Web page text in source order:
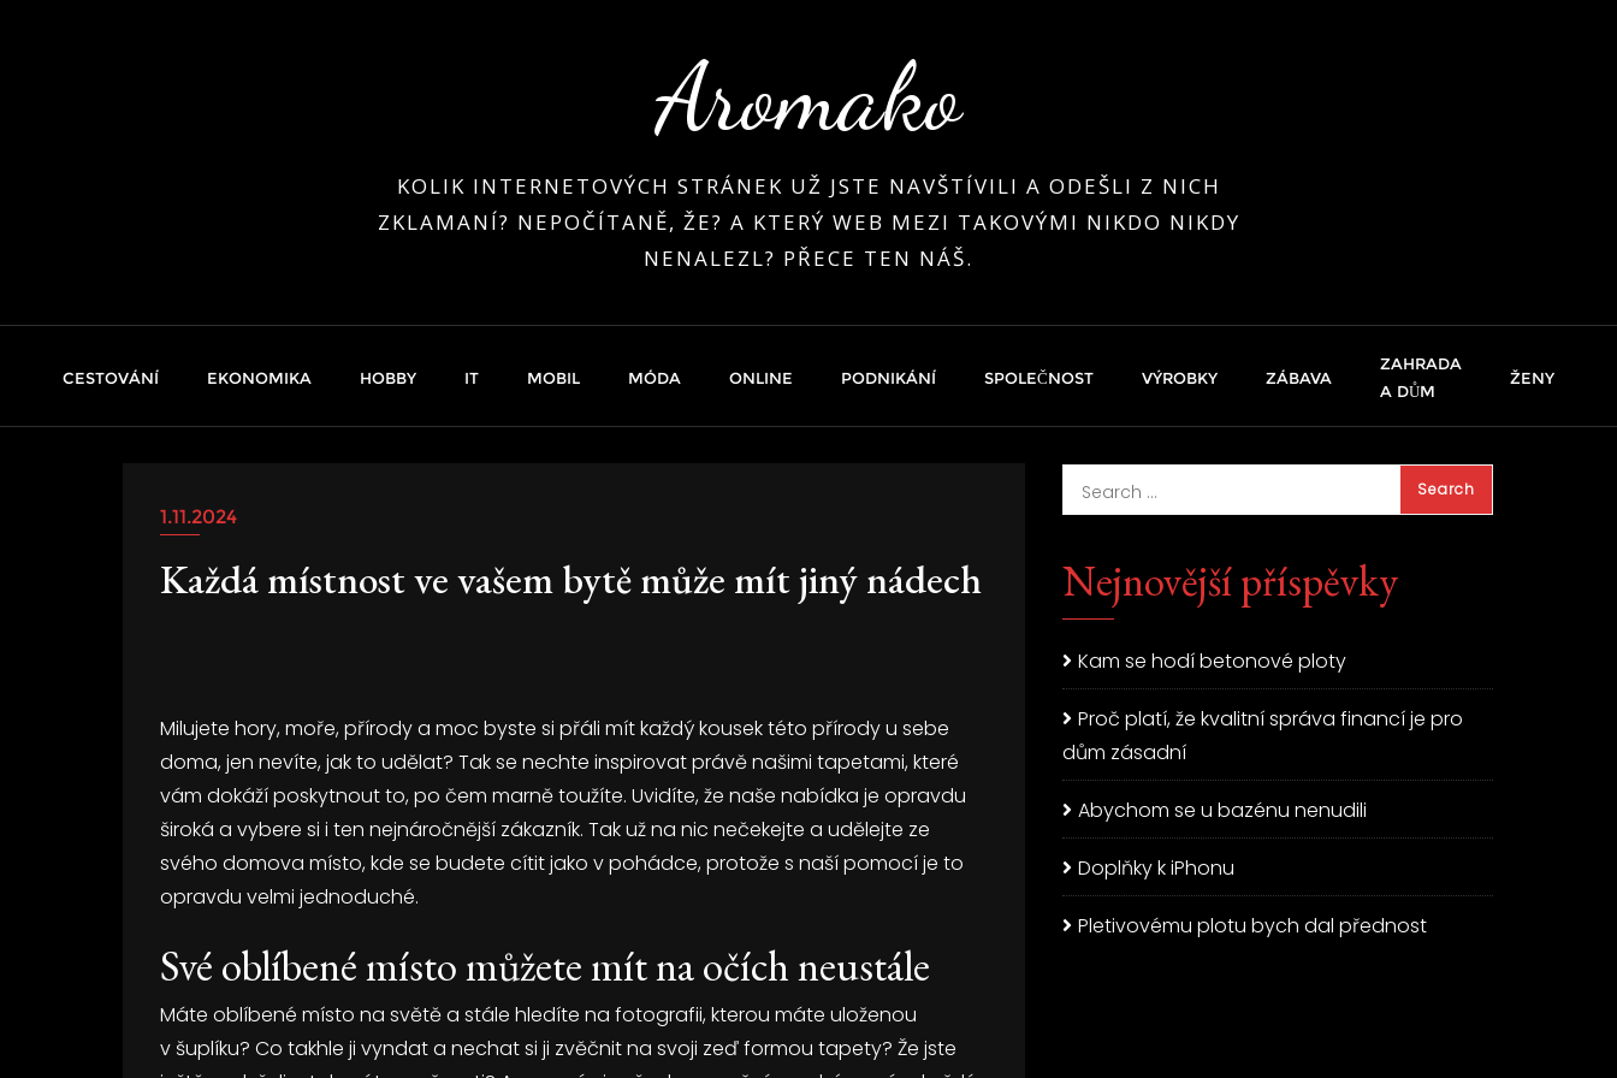
Aromako
KOLIK INTERNETOVÝCH STRÁNEK UŽ JSTE NAVŠTÍVILI A ODEŠLI Z NICH
ZKLAMANÍ? NEPOČÍTANĚ, ŽE? A KTERÝ WEB MEZI TAKOVÝMI NIKDO NIKDY
NENALEZL? PŘECE TEN NÁŠ.
CESTOVÁNÍ EKONOMIKA HOBBY IT MOBIL MÓDA ONLINE PODNIKÁNÍ SPOLEČNOST VÝROBKY ZÁBAVA
ZAHRADA
A DŮM
ŽENY
1.11.2024
Každá místnost ve vašem bytě může mít jiný nádech
Milujete hory, moře, přírody a moc byste si přáli mít každý kousek této přírody u sebe
doma, jen nevíte, jak to udělat? Tak se nechte inspirovat právě našimi tapetami, které
vám dokáží poskytnout to, po čem marně toužíte. Uvidíte, že naše nabídka je opravdu
široká a vybere si i ten nejnáročnější zákazník. Tak už na nic nečekejte a udělejte ze
svého domova místo, kde se budete cítit jako v pohádce, protože s naší pomocí je to
opravdu velmi jednoduché.
Své oblíbené místo můžete mít na očích neustále
Máte oblíbené místo na světě a stále hledíte na fotografii, kterou máte uloženou
v šuplíku? Co takhle ji vyndat a nechat si ji zvěčnit na svoji zeď formou tapety? Že jste
Nejnovější příspěvky
Kam se hodí betonové ploty
Proč platí, že kvalitní správa financí je pro
dům zásadní
Abychom se u bazénu nenudili
Doplňky k iPhonu
Pletivovému plotu bych dal přednost